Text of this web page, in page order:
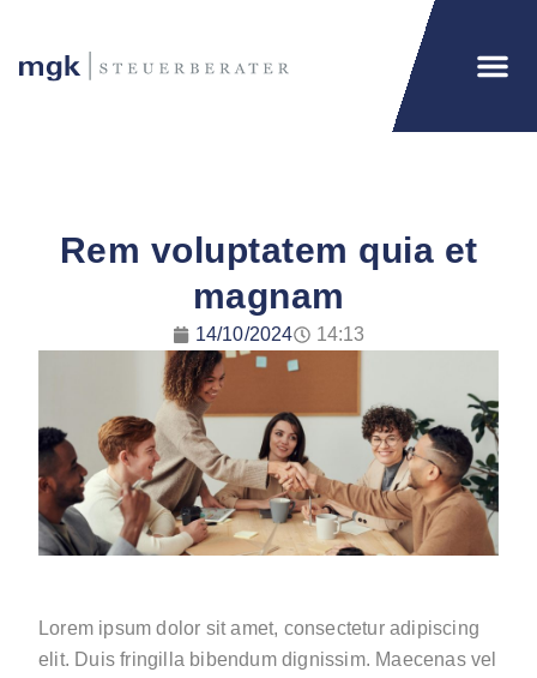
Rem voluptatem quia et
magnam
14/10/2024 14:13
Lorem ipsum dolor sit amet, consectetur adipiscing
elit. Duis fringilla bibendum dignissim. Maecenas vel